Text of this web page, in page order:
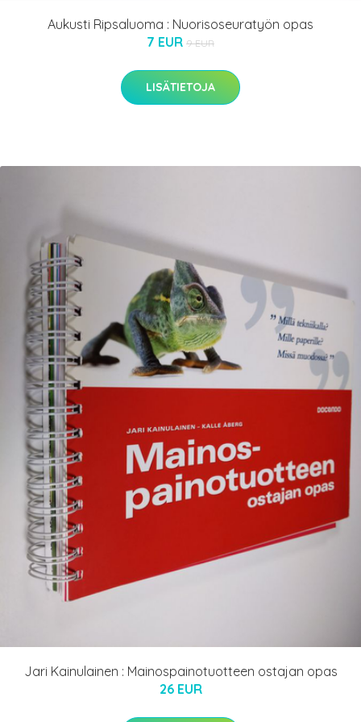
Aukusti Ripsaluoma : Nuorisoseuratyön opas
7 EUR 9 EUR
LISÄTIETOJA
Jari Kainulainen : Mainospainotuotteen ostajan opas
26 EUR